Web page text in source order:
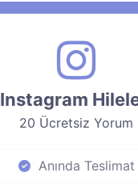
Instagram
20 Ücretsiz Yorum
Anında Teslimat